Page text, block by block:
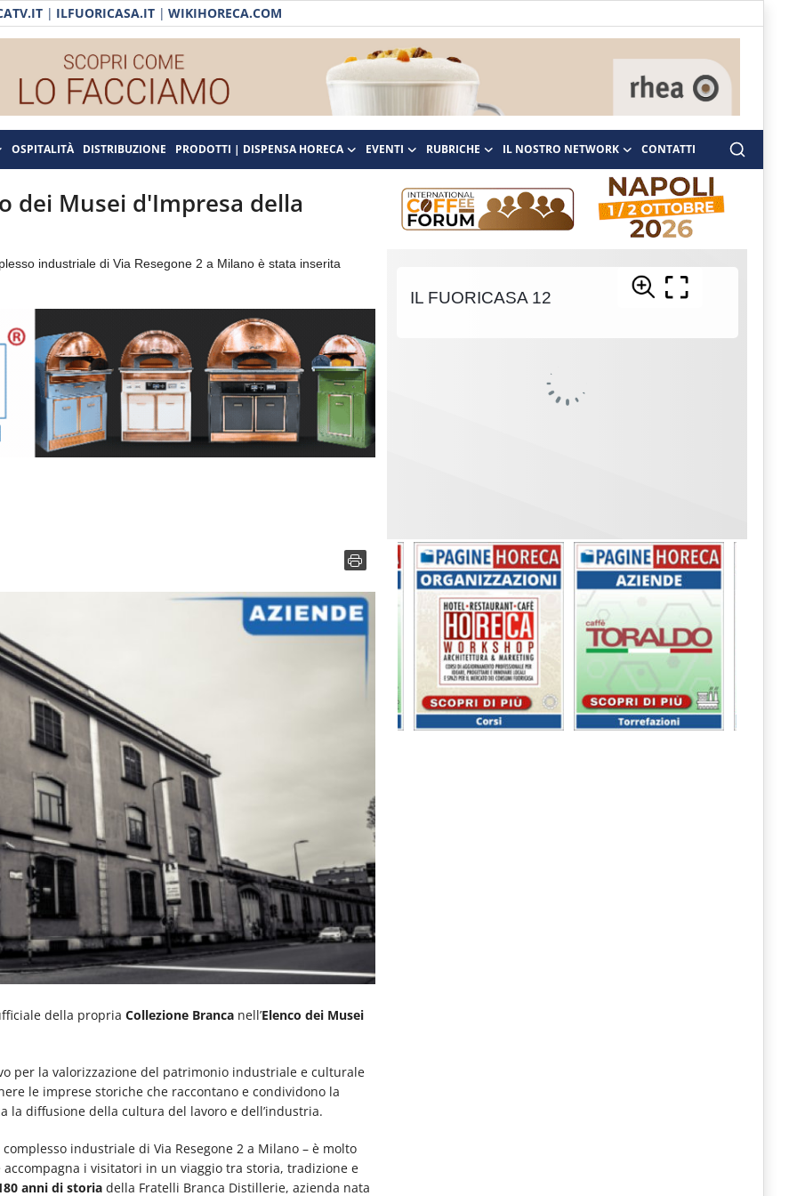
| ILFUORICASA.IT | WIKIHORECA.COM
OSPITALITÀ DISTRIBUZIONE PRODOTTI | DISPENSA HORECA EVENTI RUBRICHE IL NOSTRO NETWORK CONTATTI
dei Musei d'Impresa della
industriale di Via Resegone 2 a Milano è stata inserita
della propria Collezione Branca nell’Elenco dei Musei
per la valorizzazione del patrimonio industriale e culturale
le imprese storiche che raccontano e condividono la
la diffusione della cultura del lavoro e dell’industria.
industriale di Via Resegone 2 a Milano – è molto
accompagna i visitatori in un viaggio tra storia, tradizione e
anni di storia della Fratelli Branca Distillerie, azienda nata